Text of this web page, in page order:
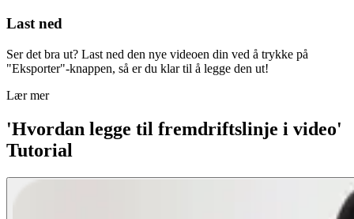
Last ned
Ser det bra ut? Last ned den nye videoen din ved å trykke på
"Eksporter"-knappen, så er du klar til å legge den ut!
Lær mer
'Hvordan legge til fremdriftslinje i video'
Tutorial